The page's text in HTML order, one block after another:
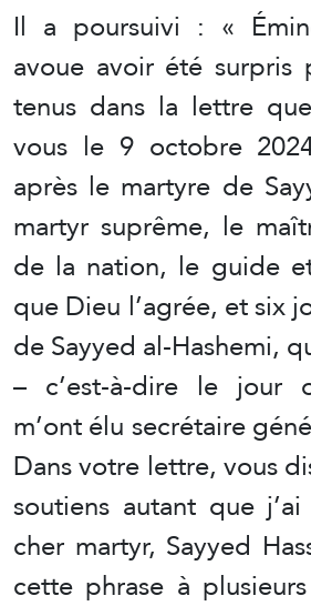
Il a poursuivi : «
avoue avoir été surpris
tenus dans la lettre
vous le 9 octobre
après le martyre de
martyr suprême, le
de la nation, le guide
que Dieu l’agrée, et six
de Sayyed al-Hashemi,
– c’est-à-dire le jour
m’ont élu secrétaire
Dans votre lettre, vous
soutiens autant que
cher martyr, Sayyed
cette phrase à